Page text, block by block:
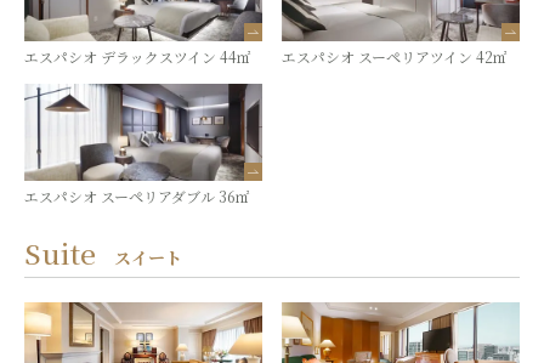
エスパシオ デラックスツイン 44㎡ エスパシオ スーペリアツイン 42㎡
エスパシオ スーペリアダブル 36㎡
Suite スイート